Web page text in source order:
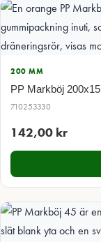
200 MM
PP Markböj 200x15
710253330
142,00 kr